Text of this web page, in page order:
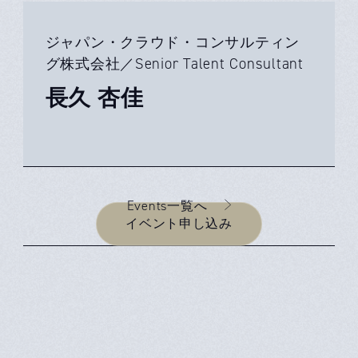
イベント申し込み
ジャパン・クラウド・コンサルティン
グ株式会社／Senior Talent Consultant
長久 杏佳
Events一覧へ